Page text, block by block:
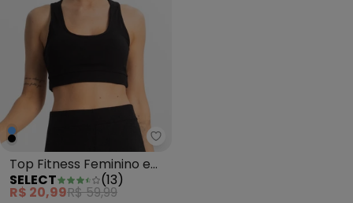
Select - Top Fitness Feminino
Top Fitness Feminino em
Cotton Pesado Preto
SELECT (13)
R$ 20,99R$ 59,99